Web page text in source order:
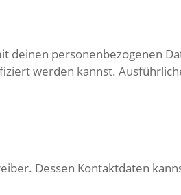
personenbezogenen
werden kannst.
Dessen Kontaktdaten